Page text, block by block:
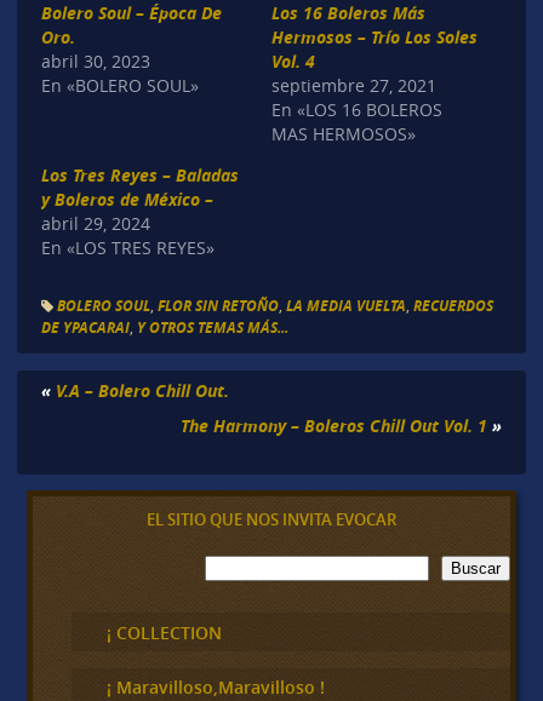
Bolero Soul – Época De
Oro.
abril 30, 2023
En «BOLERO SOUL»
Los 16 Boleros Más
Hermosos – Trío Los Soles
Vol. 4
septiembre 27, 2021
En «LOS 16 BOLEROS
MAS HERMOSOS»
Los Tres Reyes – Baladas
y Boleros de México –
abril 29, 2024
En «LOS TRES REYES»
BOLERO SOUL, FLOR SIN RETOÑO, LA MEDIA VUELTA RECUERDOS
DE YPACARAI, Y OTROS TEMAS MÁS...
« V.A – Bolero Chill Out.
The Harmony – Boleros Chill Out Vol. 1 »
EL SITIO QUE NOS INVITA EVOCAR
B
u
c
a
Buscar
¡ COLLECTION
¡ Maravilloso,Maravilloso !